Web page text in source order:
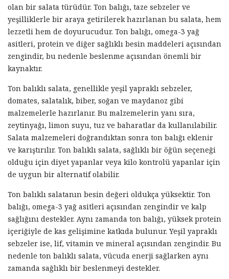
olan bir salata türüdür. Ton balığı, taze sebzeler ve
yeşilliklerle bir araya getirilerek hazırlanan bu salata, hem
lezzetli hem de doyurucudur. Ton balığı, omega-3 yağ
asitleri, protein ve diğer sağlıklı besin maddeleri açısından
zengindir, bu nedenle beslenme açısından önemli bir
kaynaktır.
Ton balıklı salata, genellikle yeşil yapraklı sebzeler,
domates, salatalık, biber, soğan ve maydanoz gibi
malzemelerle hazırlanır. Bu malzemelerin yanı sıra,
zeytinyağı, limon suyu, tuz ve baharatlar da kullanılabilir.
Salata malzemeleri doğrandıktan sonra ton balığı eklenir
ve karıştırılır. Ton balıklı salata, sağlıklı bir öğün seçeneği
olduğu için diyet yapanlar veya kilo kontrolü yapanlar için
de uygun bir alternatif olabilir.
Ton balıklı salatanın besin değeri oldukça yüksektir. Ton
balığı, omega-3 yağ asitleri açısından zengindir ve kalp
sağlığını destekler. Aynı zamanda ton balığı, yüksek protein
içeriğiyle de kas gelişimine katkıda bulunur. Yeşil yapraklı
sebzeler ise, lif, vitamin ve mineral açısından zengindir. Bu
nedenle ton balıklı salata, vücuda enerji sağlarken aynı
zamanda sağlıklı bir beslenmeyi destekler.